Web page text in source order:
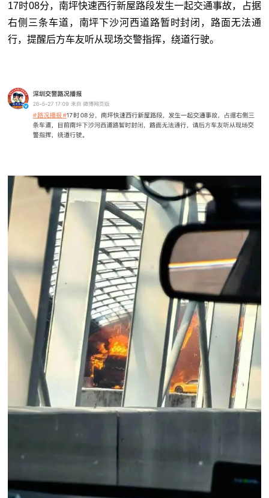
17时08分，南坪快速西行新屋路段发生一起交通事故，占据
右侧三条车道，南坪下沙河西道路暂时封闭，路面无法通
行，提醒后方车友听从现场交警指挥，绕道行驶。